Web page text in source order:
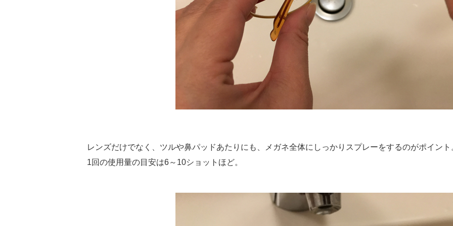
レンズだけでなく、ツルや鼻パッドあたりにも、メガネ全体にしっかりスプレーをするのがポイント
1回の使用量の目安は6～10ショットほど。